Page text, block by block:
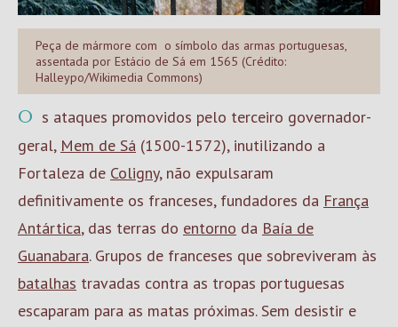
Peça de mármore com o símbolo das armas portuguesas,
assentada por Estácio de Sá em 1565 (Crédito:
Halleypo/Wikimedia Commons)
Os ataques promovidos pelo terceiro governador-
geral, Mem de Sá (1500-1572), inutilizando a
Fortaleza de Coligny, não expulsaram
definitivamente os franceses, fundadores da França
Antártica, das terras do entorno da Baía de
Guanabara. Grupos de franceses que sobreviveram às
batalhas travadas contra as tropas portuguesas
escaparam para as matas próximas. Sem desistir e